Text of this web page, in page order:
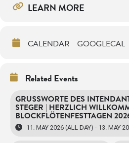
LEARN MORE
CALENDAR GOOGLECAL
Related Events
GRUSSWORTE DES
TEGER | HERZLICH
LOCKFLÖTENFESTTAGEN 2026
11. MAY 2026 (ALL DAY) - 13. MAY